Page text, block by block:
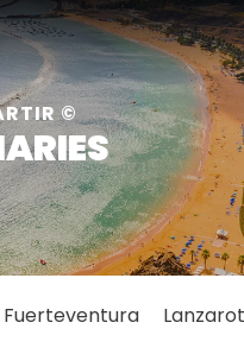
©
Fuerteventura
Fermer